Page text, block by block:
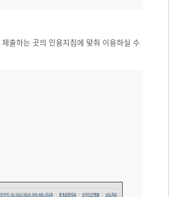
출하는 곳의 인용지침에 맞춰 이용하실 수